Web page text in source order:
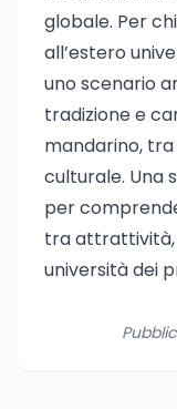
globale. Per
all’estero
uno scenario
tradizione e
mandarino,
culturale. Una
per
tra attrattività,
università dei